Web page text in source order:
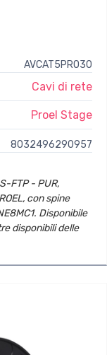
AVCAT5PRO30
Cavi di rete
Proel Stage
8032496290957
FTP - PUR,
con spine
Disponibile
disponibili delle